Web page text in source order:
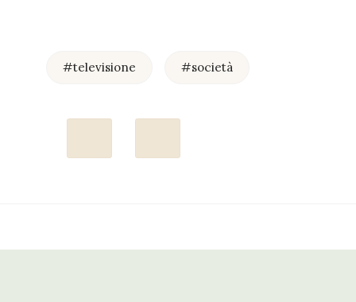
#televisione #società